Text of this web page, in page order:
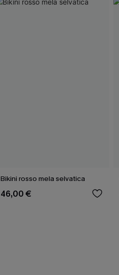
Bikini rosso mela selvatica
46,00 €